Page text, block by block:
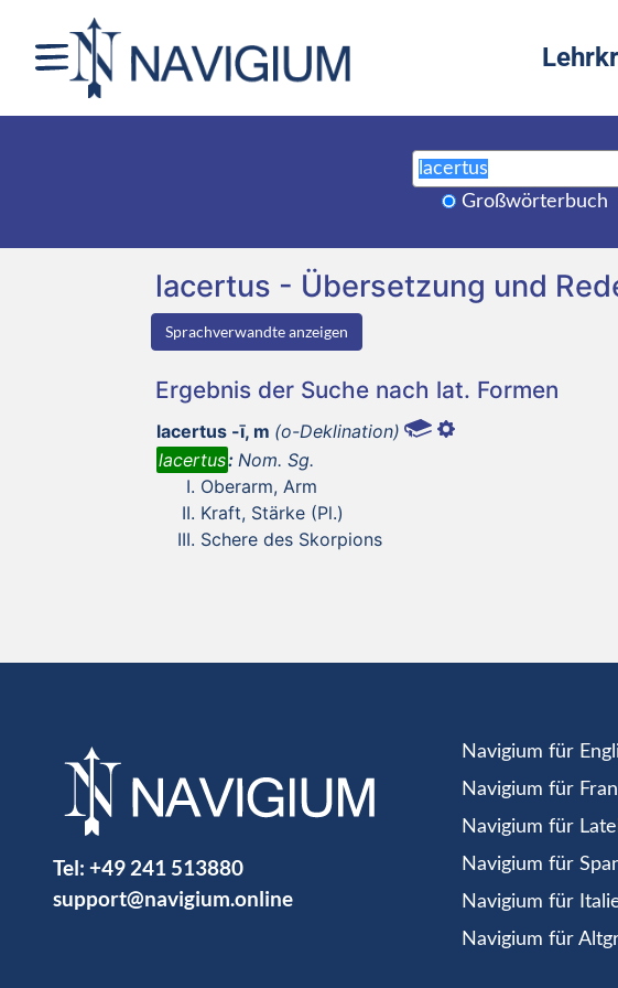
Großwörterbuch
lacertus - Übersetzung und
Sprachverwandte anzeigen
Ergebnis der Suche nach lat. Formen
lacertus -ī, m (o-Deklination)
lacertus: Nom. Sg.
Oberarm, Arm
Kraft, Stärke (Pl.)
Schere des Skorpions
Tel: +49 241 513880
support@navigium.online
Navigium für
Navigium für
Navigium für
Navigium für
Navigium für
Navigium für